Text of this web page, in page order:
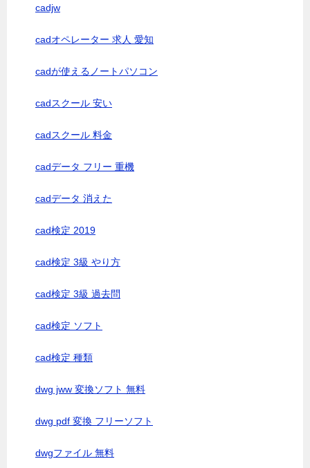
cadjw
cadオペレーター 求人 愛知
cadが使えるノートパソコン
cadスクール 安い
cadスクール 料金
cadデータ フリー 重機
cadデータ 消えた
cad検定 2019
cad検定 3級 やり方
cad検定 3級 過去問
cad検定 ソフト
cad検定 種類
dwg jww 変換ソフト 無料
dwg pdf 変換 フリーソフト
dwgファイル 無料